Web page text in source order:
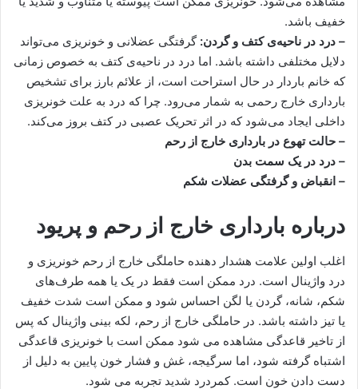
خفیف باشد.
– درد در ناحیه‌ی کتف و گردن: گرفتگی عضلانی و خونریزی می‌تواند
دلایل مختلفی داشته باشد. اما درد در ناحیه‌ی کتف به خصوص زمانی
که خانم باردار در حال استراحت است، از علائم بارز برای تشخیص
بارداری خارج رحمی به شمار می‌رود. چرا که درد به علت خونریزی
داخلی ایجاد می‌شود که در اثر تحریک عصبی در کتف بروز می‌کند.
– حالت تهوع در بارداری خارج از رحم
– درد در یک سمت بدن
– انقباض و گرفتگی عضلات شکم
درباره بارداری خارج از رحم و پریود
اغلب اولین علامت هشدار دهنده حاملگی خارج از رحم خونریزی و
درد واژینال است. درد ممکن است فقط در یک یا همه طرف‌های
شکم، شانه، گردن یا لگن احساس شود و ممکن است شدت خفیف
یا تیز داشته باشد. در حاملگی خارج از رحم، لکه بینی واژینال که پس
از تاخیر قاعدگی مشاهده می شود ممکن است با خونریزی قاعدگی
اشتباه گرفته شود، اما سرگیجه، غش و فشار خون پایین به دلیل از
دست دادن خون است. کمردرد شدید تجربه می شود.